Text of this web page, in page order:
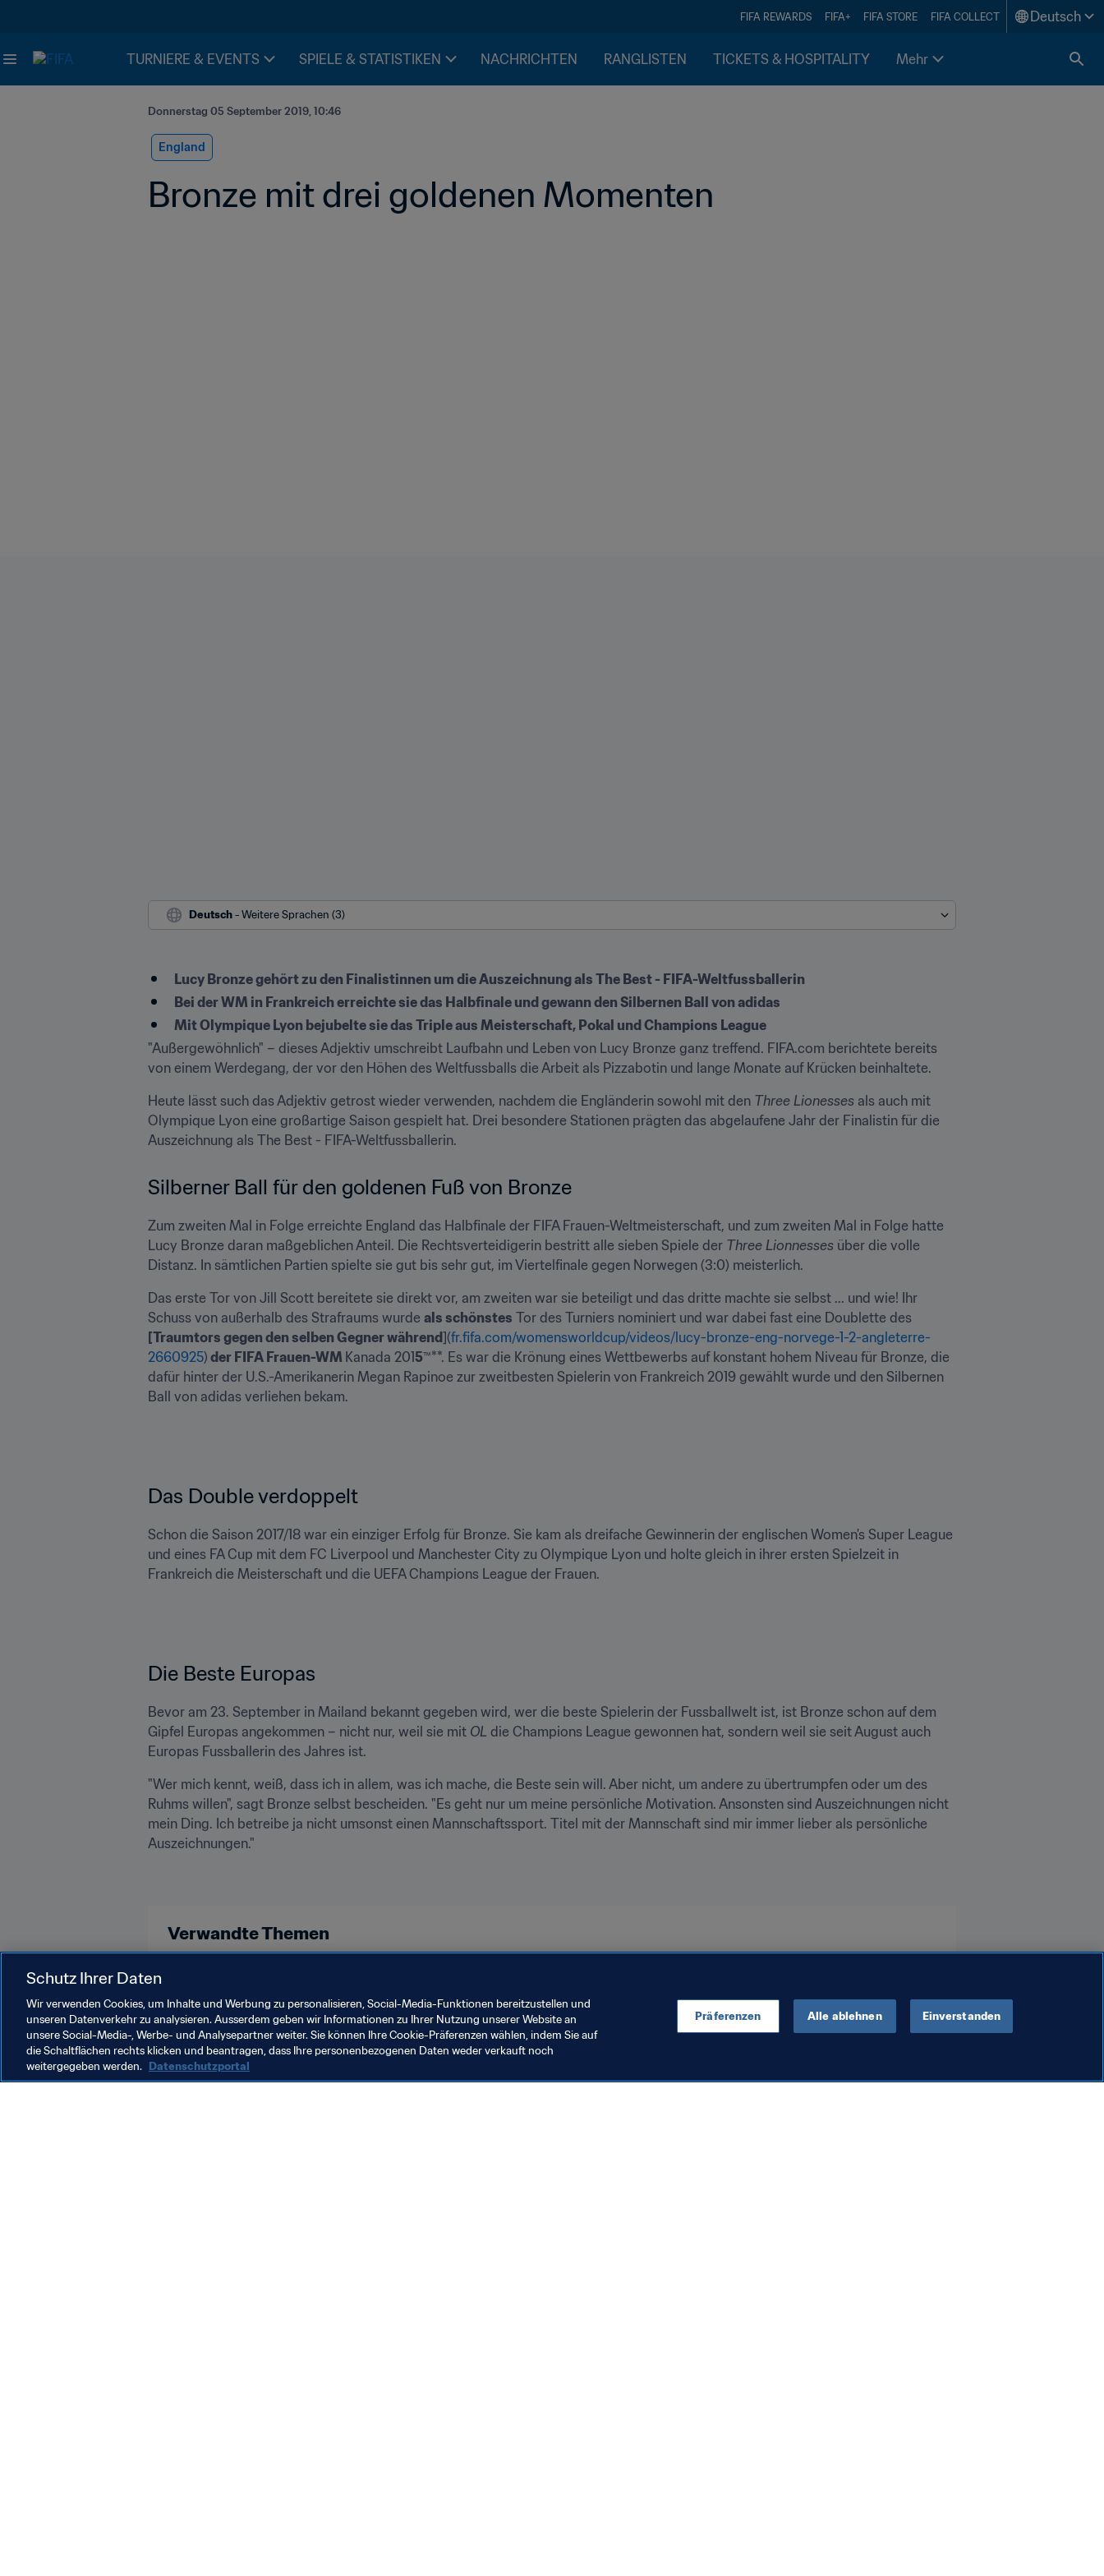
FIFA REWARDS FIFA+ FIFA STORE FIFA COLLECT Deutsch
TURNIERE & EVENTS SPIELE & STATISTIKEN NACHRICHTEN RANGLISTEN TICKETS & HOSPITALITY Mehr
Donnerstag 05 September 2019, 10:46
England
Bronze mit drei goldenen Momenten
Deutsch - Weitere Sprachen (3)
Lucy Bronze gehört zu den Finalistinnen um die Auszeichnung als The Best - FIFA-Weltfussballerin
Bei der WM in Frankreich erreichte sie das Halbfinale und gewann den Silbernen Ball von adidas
Mit Olympique Lyon bejubelte sie das Triple aus Meisterschaft, Pokal und Champions League
"Außergewöhnlich" – dieses Adjektiv umschreibt Laufbahn und Leben von Lucy Bronze ganz treffend. FIFA.com berichtete bereits
von einem Werdegang, der vor den Höhen des Weltfussballs die Arbeit als Pizzabotin und lange Monate auf Krücken beinhaltete.
Heute lässt such das Adjektiv getrost wieder verwenden, nachdem die Engländerin sowohl mit den Three Lionesses als auch mit
Olympique Lyon eine großartige Saison gespielt hat. Drei besondere Stationen prägten das abgelaufene Jahr der Finalistin für die
Auszeichnung als The Best - FIFA-Weltfussballerin.
Silberner Ball für den goldenen Fuß von Bronze
Zum zweiten Mal in Folge erreichte England das Halbfinale der FIFA Frauen-Weltmeisterschaft, und zum zweiten Mal in Folge hatte
Lucy Bronze daran maßgeblichen Anteil. Die Rechtsverteidigerin bestritt alle sieben Spiele der Three Lionnesses über die volle
Distanz. In sämtlichen Partien spielte sie gut bis sehr gut, im Viertelfinale gegen Norwegen (3:0) meisterlich.
Das erste Tor von Jill Scott bereitete sie direkt vor, am zweiten war sie beteiligt und das dritte machte sie selbst ... und wie! Ihr
Schuss von außerhalb des Strafraums wurde als schönstes
[Traumtors gegen den selben Gegner während](fr.fifa.com/womensworldcup/videos/lucy-bronze-eng-norvege-1-2-angleterre-
2660925) der FIFA Frauen-WM Kanada 2015™**. Es war die Krönung eines Wettbewerbs auf konstant hohem Niveau für Bronze, die
dafür hinter der U.S.-Amerikanerin Megan Rapinoe zur zweitbesten Spielerin von Frankreich 2019 gewählt wurde und den Silbernen
Ball von adidas verliehen bekam.
Das Double verdoppelt
Schon die Saison 2017/18 war ein einziger Erfolg für Bronze. Sie kam als dreifache Gewinnerin der englischen Women's Super League
und eines FA Cup mit dem FC Liverpool und Manchester City zu Olympique Lyon und holte gleich in ihrer ersten Spielzeit in
Frankreich die Meisterschaft und die UEFA Champions League der Frauen.
Die Beste Europas
Bevor am 23. September in Mailand bekannt gegeben wird, wer die beste Spielerin der Fussballwelt ist, ist Bronze schon auf dem
Gipfel Europas angekommen – nicht nur, weil sie mit OL die Champions League gewonnen hat, sondern weil sie seit August auch
Europas Fussballerin des Jahres ist.
"Wer mich kennt, weiß, dass ich in allem, was ich mache, die Beste sein will. Aber nicht, um andere zu übertrumpfen oder um des
Ruhms willen", sagt Bronze selbst bescheiden. "Es geht nur um meine persönliche Motivation. Ansonsten sind Auszeichnungen nicht
mein Ding. Ich betreibe ja nicht umsonst einen Mannschaftssport. Titel mit der Mannschaft sind mir immer lieber als persönliche
Auszeichnungen."
Verwandte Themen
Schutz Ihrer Daten
Wir verwenden Cookies, um Inhalte und Werbung zu personalisieren, Social-Media-Funktionen bereitzustellen und
unseren Datenverkehr zu analysieren. Ausserdem geben wir Informationen zu Ihrer Nutzung unserer Website an
unsere Social-Media-, Werbe- und Analysepartner weiter. Sie können Ihre Cookie-Präferenzen wählen, indem Sie auf
die Schaltflächen rechts klicken und beantragen, dass Ihre personenbezogenen Daten weder verkauft noch
weitergegeben werden. Datenschutzportal
Präferenzen Alle ablehnen Einverstanden